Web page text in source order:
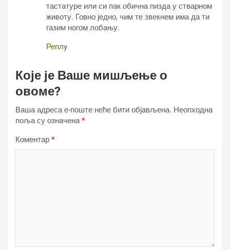
тастатуре или си пак обична пизда у стварном
животу. Говно једно, чим те звекнем има да ти
газим ногом лобању.
Реплy
Које је Ваше мишљење о
овоме?
Ваша адреса е-поште неће бити објављена. Неопходна
поља су означена*
Коментар *